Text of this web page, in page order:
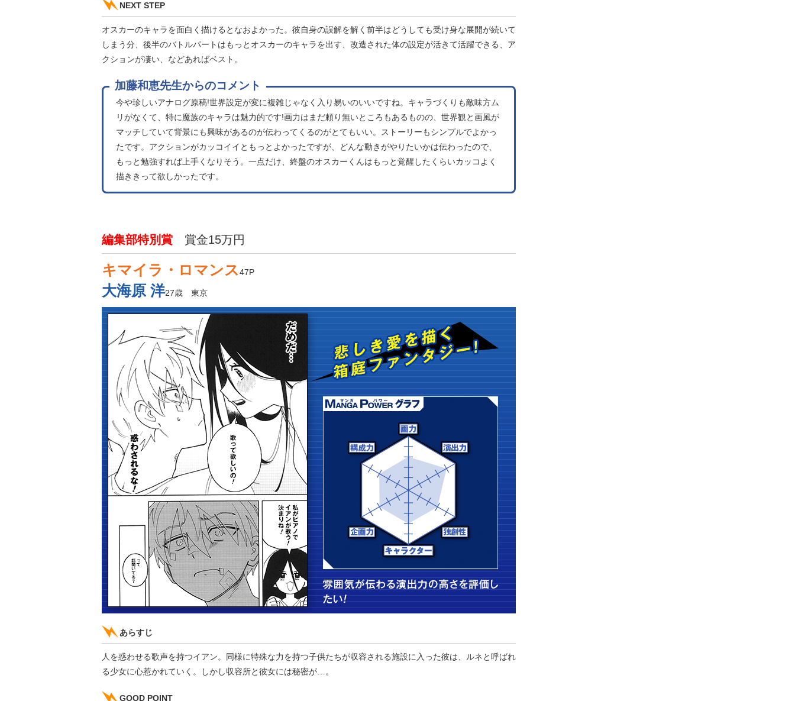
NEXT STEP
オスカーのキャラを面白く描けるとなおよかった。彼自身の誤解を解く前半はどうしても受け身な展開が続いて
しまう分、後半のバトルパートはもっとオスカーのキャラを出す、改造された体の設定が活きて活躍できる、ア
クションが凄い、などあればベスト。
加藤和恵先生からのコメント
今や珍しいアナログ原稿!世界設定が変に複雑じゃなく入り易いのいいですね。キャラづくりも敵味方ム
リがなくて、特に魔族のキャラは魅力的です!画力はまだ頼り無いところもあるものの、世界観と画風が
マッチしていて背景にも興味があるのが伝わってくるのがとてもいい。ストーリーもシンプルでよかっ
たです。アクションがカッコイイともっとよかったですが、どんな動きがやりたいかは伝わったので、
もっと勉強すれば上手くなりそう。一点だけ、終盤のオスカーくんはもっと覚醒したくらいカッコよく
描ききって欲しかったです。
編集部特別賞 賞金15万円
キマイラ・ロマンス47P
大海原 洋27歳 東京
あらすじ
人を惑わせる歌声を持つイアン。同様に特殊な力を持つ子供たちが収容される施設に入った彼は、ルネと呼ばれ
る少女に心惹かれていく。しかし収容所と彼女には秘密が…。
GOOD POINT